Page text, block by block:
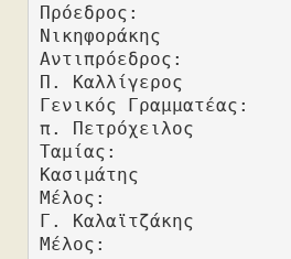
Πρόεδρος:
Νικηφοράκης
Αντιπρόεδρος:
Π. Καλλίγερος
Γενικός Γραμματέας:
π.
Ταμίας:
Κασιμάτης
Μέλος:
Γ. Καλαϊτζάκης
Μέλος: